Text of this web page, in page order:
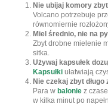
Nie ubijaj komory
Volcano potrzebuje
równomiernie
Miel średnio, nie na
Zbyt drobne mielenie
sitka.
Używaj kapsułek
Kapsułki ułatwiają
Nie czekaj zbyt długo
Para w balonie z
w kilka minut po